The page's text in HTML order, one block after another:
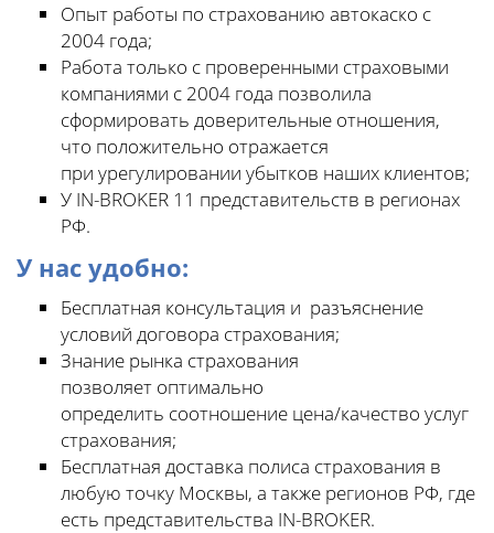
Опыт работы по страхованию автокаско с
2004 года;
Работа только с проверенными страховыми
компаниями с 2004 года позволила
сформировать доверительные отношения,
что положительно отражается
при урегулировании убытков наших клиентов;
У IN-BROKER 11 представительств в регионах
РФ.
У нас удобно:
Бесплатная консультация и разъяснение
условий договора страхования;
Знание рынка страхования
позволяет оптимально
определить соотношение цена/качество услуг
страхования;
Бесплатная доставка полиса страхования в
любую точку Москвы, а также регионов РФ, где
есть представительства IN-BROKER.